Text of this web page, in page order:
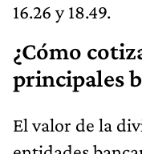
16.26 y 18.49.
¿Cómo
principales
El valor de la